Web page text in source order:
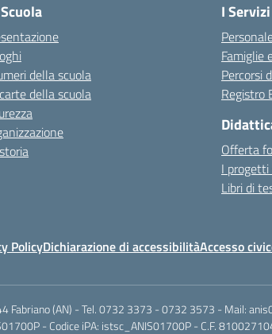
della scuola
della scuola
I Servizi
Famiglie
Percorsi
Registro
Offerta
I progetti
Libri di
PolicyDichiarazione di accessibilitàAccesso
Fabriano (AN) - Tel. 0732 3373 - 0732 3573 - Mail:
- Codice iPA: istsc_ANIS01700P - C.F.